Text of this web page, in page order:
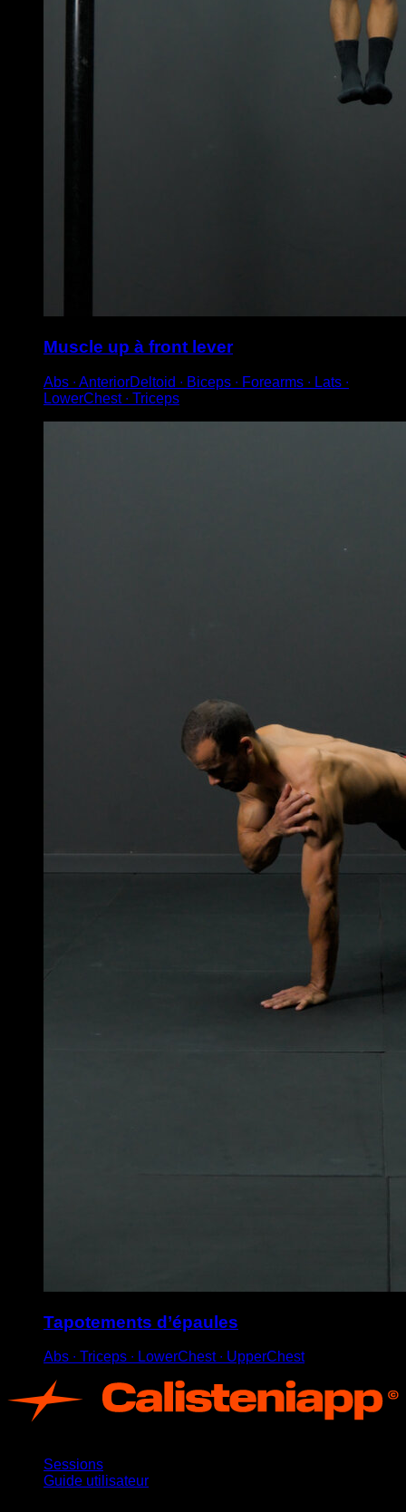
Muscle up à front lever
Abs ∙ AnteriorDeltoid ∙ Biceps ∙ Forearms ∙ Lats ∙
LowerChest ∙ Triceps
Tapotements d’épaules
Abs ∙ Triceps ∙ LowerChest ∙ UpperChest
Sessions
Guide utilisateur